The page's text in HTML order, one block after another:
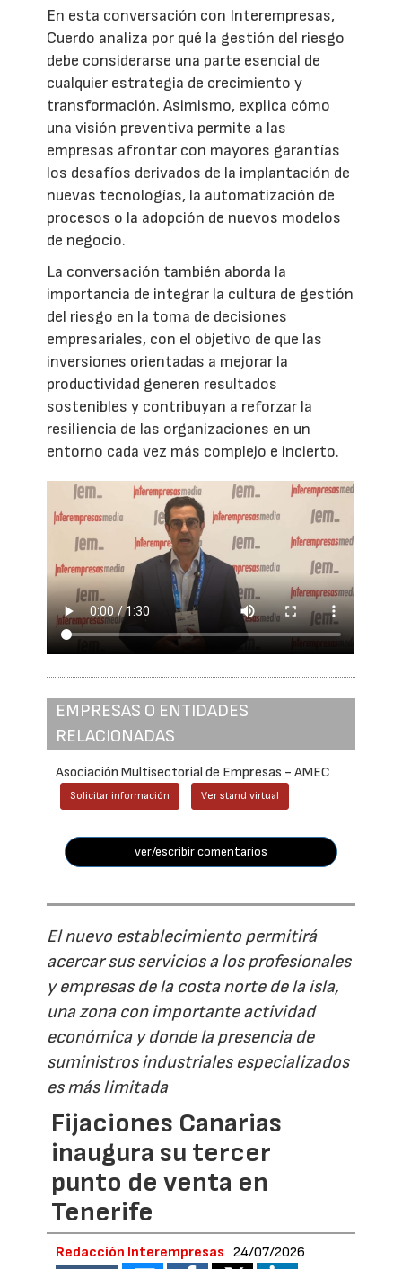
En esta conversación con Interempresas,
Cuerdo analiza por qué la gestión del riesgo
debe considerarse una parte esencial de
cualquier estrategia de crecimiento y
transformación. Asimismo, explica cómo
una visión preventiva permite a las
empresas afrontar con mayores garantías
los desafíos derivados de la implantación de
nuevas tecnologías, la automatización de
procesos o la adopción de nuevos modelos
de negocio.
La conversación también aborda la
importancia de integrar la cultura de gestión
del riesgo en la toma de decisiones
empresariales, con el objetivo de que las
inversiones orientadas a mejorar la
productividad generen resultados
sostenibles y contribuyan a reforzar la
resiliencia de las organizaciones en un
entorno cada vez más complejo e incierto.
EMPRESAS O ENTIDADES
RELACIONADAS
Asociación Multisectorial de Empresas - AMEC
Solicitar información Ver stand virtual
ver/escribir comentarios
El nuevo establecimiento permitirá
acercar sus servicios a los profesionales
y empresas de la costa norte de la isla,
una zona con importante actividad
económica y donde la presencia de
suministros industriales especializados
es más limitada
Fijaciones Canarias
inaugura su tercer
punto de venta en
Tenerife
Redacción Interempresas 24/07/2026